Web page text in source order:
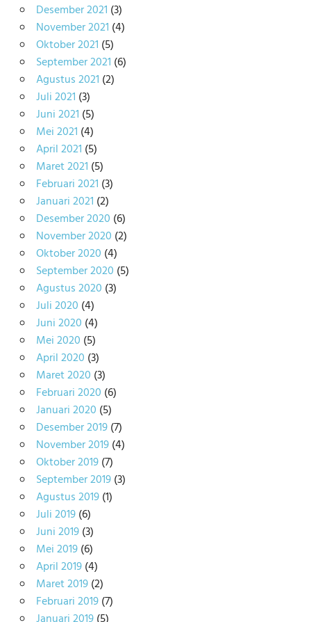
Desember 2021 (3)
November 2021 (4)
Oktober 2021 (5)
September 2021 (6)
Agustus 2021 (2)
Juli 2021 (3)
Juni 2021 (5)
Mei 2021 (4)
April 2021 (5)
Maret 2021 (5)
Februari 2021 (3)
Januari 2021 (2)
Desember 2020 (6)
November 2020 (2)
Oktober 2020 (4)
September 2020 (5)
Agustus 2020 (3)
Juli 2020 (4)
Juni 2020 (4)
Mei 2020 (5)
April 2020 (3)
Maret 2020 (3)
Februari 2020 (6)
Januari 2020 (5)
Desember 2019(7)
November 2019(4)
Oktober 2019(7)
September 2019(3)
Agustus 2019(1)
Juli 2019(6)
Juni 2019(3)
Mei 2019(6)
April 2019(4)
Maret 2019(2)
Februari 2019(7)